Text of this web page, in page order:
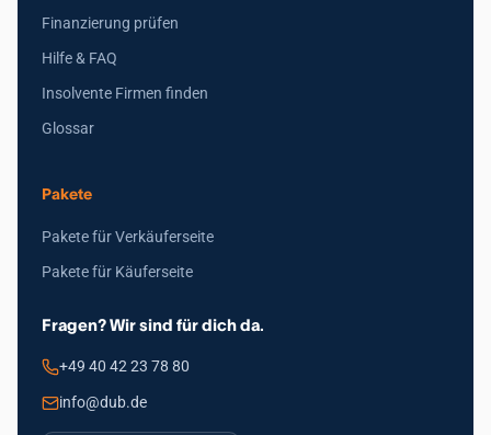
Finanzierung prüfen
Hilfe & FAQ
Insolvente Firmen finden
Glossar
Pakete
Pakete für Verkäuferseite
Pakete für Käuferseite
Fragen? Wir sind für dich da.
+49 40 42 23 78 80
info@dub.de